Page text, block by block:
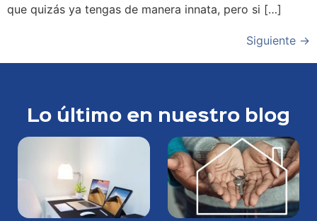
que quizás ya tengas de manera innata, pero si […]
Siguiente →
Lo último en nuestro blog